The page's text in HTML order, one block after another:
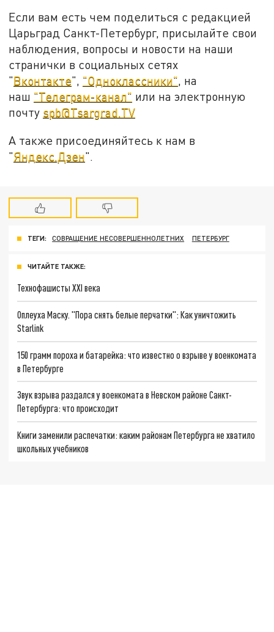
Если вам есть чем поделиться с редакцией
Царьград Санкт-Петербург, присылайте свои
наблюдения, вопросы и новости на наши
странички в социальных сетях
"Вконтакте", "Одноклассники", на
наш "Телеграм-канал" или на электронную
почту spb@Tsargrad.TV
А также присоединяйтесь к нам в
"Яндекс.Дзен".
ТЕГИ: СОВРАЩЕНИЕ НЕСОВЕРШЕННОЛЕТНИХ ПЕТЕРБУРГ
ЧИТАЙТЕ ТАКЖЕ:
Технофашисты XXI века
Оплеуха Маску. "Пора снять белые перчатки": Как уничтожить
Starlink
150 грамм пороха и батарейка: что известно о взрыве у военкомата
в Петербурге
Звук взрыва раздался у военкомата в Невском районе Санкт-
Петербурга: что происходит
Книги заменили распечатки: каким районам Петербурга не хватило
школьных учебников